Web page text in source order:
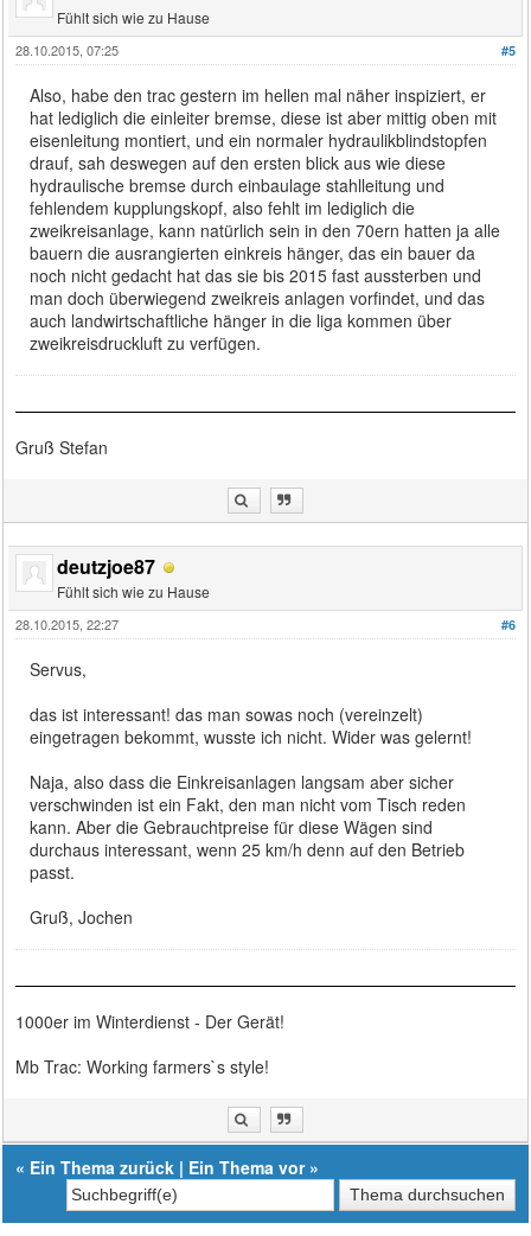
Fühlt sich wie zu Hause
#5
28.10.2015, 07:25
Also, habe den trac gestern im hellen mal näher inspiziert, er
hat lediglich die einleiter bremse, diese ist aber mittig oben mit
eisenleitung montiert, und ein normaler hydraulikblindstopfen
drauf, sah deswegen auf den ersten blick aus wie diese
hydraulische bremse durch einbaulage stahlleitung und
fehlendem kupplungskopf, also fehlt im lediglich die
zweikreisanlage, kann natürlich sein in den 70ern hatten ja alle
bauern die ausrangierten einkreis hänger, das ein bauer da
noch nicht gedacht hat das sie bis 2015 fast aussterben und
man doch überwiegend zweikreis anlagen vorfindet, und das
auch landwirtschaftliche hänger in die liga kommen über
zweikreisdruckluft zu verfügen.
Gruß Stefan
deutzjoe87
Fühlt sich wie zu Hause
#6
28.10.2015, 22:27
Servus,
das ist interessant! das man sowas noch (vereinzelt)
eingetragen bekommt, wusste ich nicht. Wider was gelernt!
Naja, also dass die Einkreisanlagen langsam aber sicher
verschwinden ist ein Fakt, den man nicht vom Tisch reden
kann. Aber die Gebrauchtpreise für diese Wägen sind
durchaus interessant, wenn 25 km/h denn auf den Betrieb
passt.
Gruß, Jochen
1000er im Winterdienst - Der Gerät!
Mb Trac: Working farmers`s style!
« Ein Thema zurück | Ein Thema vor»